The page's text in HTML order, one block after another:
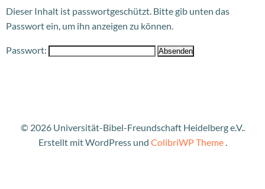
Dieser Inhalt ist passwortgeschützt. Bitte gib unten das
Passwort ein, um ihn anzeigen zu können.
Passwort:
© 2026 Universität-Bibel-Freundschaft Heidelberg e.V..
Erstellt mit WordPress und ColibriWP Theme.